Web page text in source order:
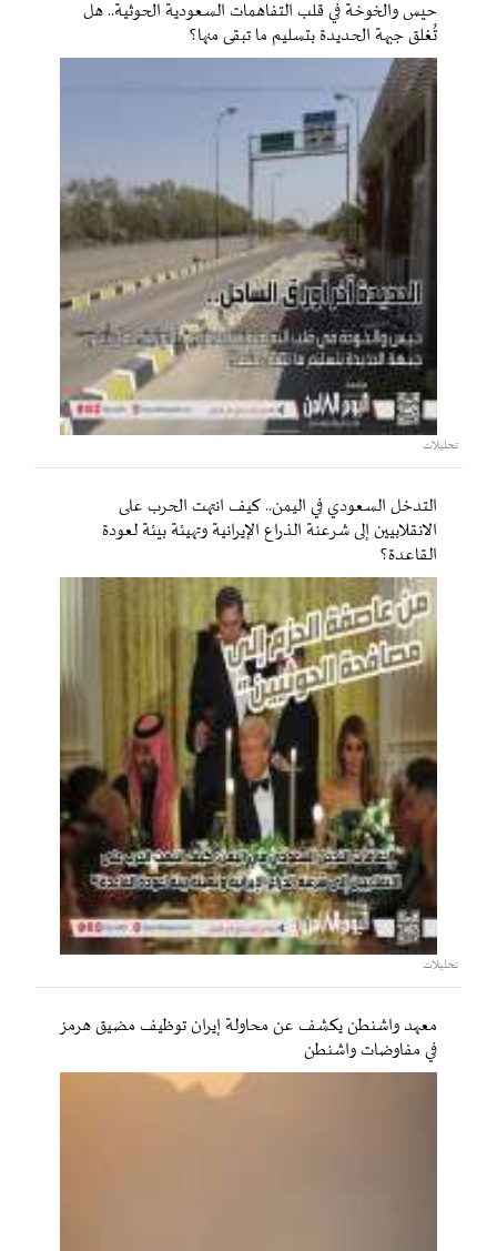
حيس والخوخة في قلب التفاهمات السعودية الحوثية.. هل
تُغلق جبهة الحديدة بتسليم ما تبقى منها؟
تحليلات
التدخل السعودي في اليمن.. كيف انتهت الحرب على
الانقلابيين إلى شرعنة الذراع الإيرانية وتهيئة بيئة لعودة
القاعدة؟
تحليلات
معهد واشنطن يكشف عن محاولة إيران توظيف مضيق هرمز
في مفاوضات واشنطن